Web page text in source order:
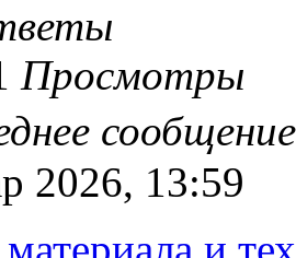
Просмотры
2026, 13:59
и